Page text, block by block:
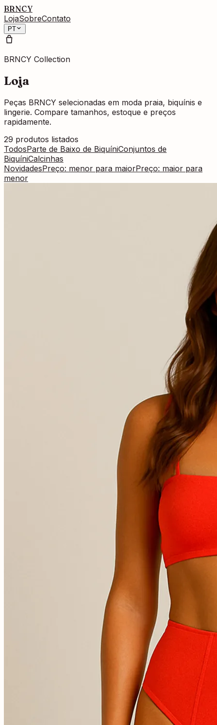
BRNCY
LojaSobreContato
PT
BRNCY Collection
Loja
Peças BRNCY selecionadas em moda praia, biquínis e
lingerie. Compare tamanhos, estoque e preços
rapidamente.
29 produtos listados
TodosParte de Baixo de BiquíniConjuntos de
BiquíniCalcinhas
NovidadesPreço: menor para maiorPreço: maior para
menor